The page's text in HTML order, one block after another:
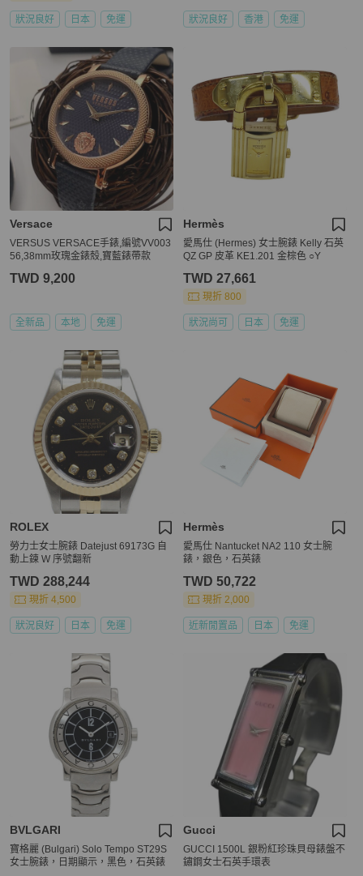
狀況良好 日本 免運 狀況良好 香港 免運
Versace
VERSUS VERSACE手錶,編號VV003
56,38mm玫瑰金錶殼,寶藍錶帶款
TWD 9,200
全新品 本地 免運
Hermès
愛馬仕 (Hermes) 女士腕錶 Kelly 石英
QZ GP 皮革 KE1.201 金棕色 ○Y
TWD 27,661
現折 800
狀況尚可 日本 免運
ROLEX
勞力士女士腕錶 Datejust 69173G 自
動上鍊 W 序號翻新
TWD 288,244
現折 4,500
狀況良好 日本 免運
Hermès
愛馬仕 Nantucket NA2 110 女士腕
錶，銀色，石英錶
TWD 50,722
現折 2,000
近新閒置品 日本 免運
BVLGARI
寶格麗 (Bulgari) Solo Tempo ST29S
女士腕錶，日期顯示，黑色，石英錶
Gucci
GUCCI 1500L 銀粉紅珍珠貝母錶盤不
鏽鋼女士石英手環表